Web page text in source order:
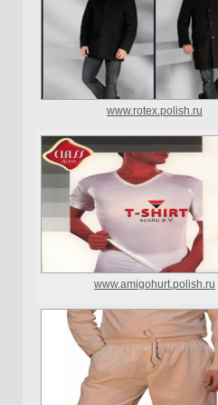
www.rotex.polish.ru
www.amigohurt.polish.ru